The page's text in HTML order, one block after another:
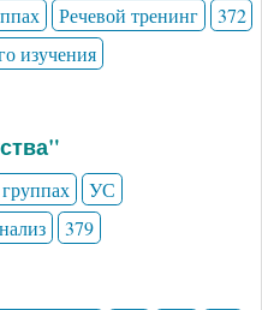
Речевой тренинг
372
изучения
УС
379